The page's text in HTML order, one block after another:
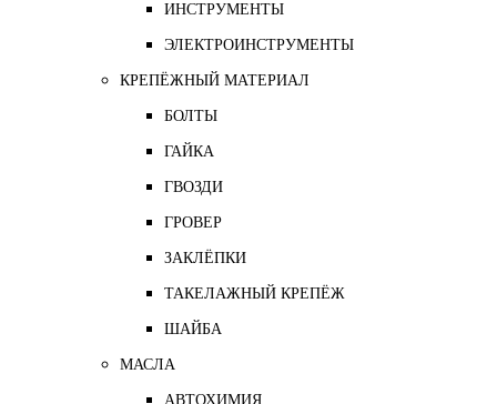
ИНСТРУМЕНТЫ
ЭЛЕКТРОИНСТРУМЕНТЫ
КРЕПЁЖНЫЙ МАТЕРИАЛ
БОЛТЫ
ГАЙКА
ГВОЗДИ
ГРОВЕР
ЗАКЛЁПКИ
ТАКЕЛАЖНЫЙ КРЕПЁЖ
ШАЙБА
МАСЛА
АВТОХИМИЯ